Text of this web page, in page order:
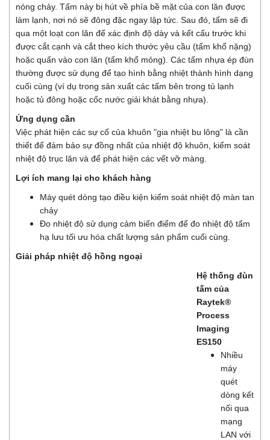
nóng chảy. Tấm này bị hút về phía bề mặt của con lăn được
làm lạnh, nơi nó sẽ đông đặc ngay lập tức. Sau đó, tấm sẽ đi
qua một loạt con lăn để xác định độ dày và kết cấu trước khi
được cắt cạnh và cắt theo kích thước yêu cầu (tấm khổ nặng)
hoặc quấn vào con lăn (tấm khổ mỏng). Các tấm nhựa ép đùn
thường được sử dụng để tạo hình bằng nhiệt thành hình dạng
cuối cùng (ví dụ trong sản xuất các tấm bên trong tủ lạnh
hoặc tủ đông hoặc cốc nước giải khát bằng nhựa).
Ứng dụng cần
Việc phát hiện các sự cố của khuôn "gia nhiệt bu lông" là cần
thiết để đảm bảo sự đồng nhất của nhiệt độ khuôn, kiểm soát
nhiệt độ trục lăn và để phát hiện các vết vỡ màng.
Lợi ích mang lại cho khách hàng
Máy quét dòng tạo điều kiện kiểm soát nhiệt độ màn tan
chảy
Đo nhiệt độ sử dụng cảm biến điểm để đo nhiệt độ tấm
hạ lưu tối ưu hóa chất lượng sản phẩm cuối cùng.
Giải pháp nhiệt độ hồng ngoại
Hệ thống đùn
tấm của
Raytek®
Process
Imaging
ES150
Nhiều
máy
quét
dòng kết
nối qua
mạng
LAN với